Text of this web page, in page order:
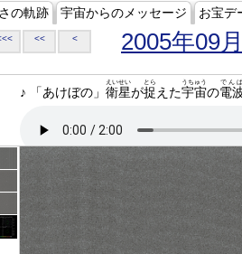
の軌跡 宇宙からのメッセージ お宝デ
<< < 2005年09月
♪ 「あけぼの」 衛星
えいせい
が捉
とら
えた宇宙
うちゅう
の電
でんぱ